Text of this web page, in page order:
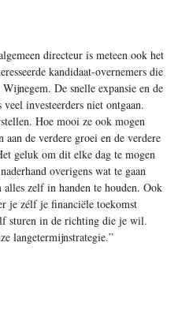
directeur is meteen ook het
kandidaat-overnemers die
De snelle expansie en de
investeerders niet ontgaan.
Hoe mooi ze ook mogen
de verdere groei en de verdere
geluk om dit elke dag te mogen
overigens wat te gaan
zelf in handen te houden. Ook
je zélf je financiële toekomst
sturen in de richting die je wil.
langetermijnstrategie.”